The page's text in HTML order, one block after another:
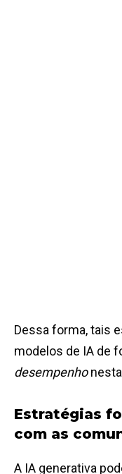
Dessa forma, tais
modelos de IA de
desempenho
Estratégias
com as
A IA generativa